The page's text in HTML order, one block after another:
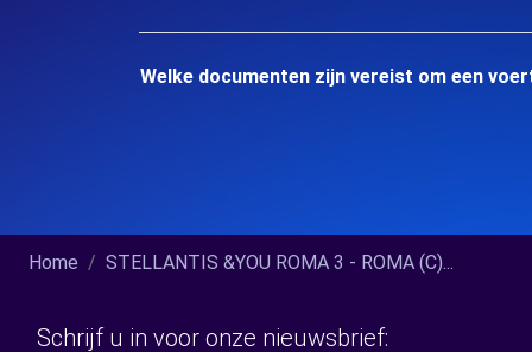
Welke documenten zijn vereist om een
Home STELLANTIS &YOU ROMA 3 - ROMA (C)...
Schrijf u in voor onze nieuwsbrief: